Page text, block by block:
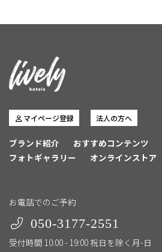
マイページ登録 法人の方へ
ブランド紹介 おすすめコンテンツ
フォトギャラリー
オンラインストア
お電話でのご予約
050-3177-2551
受付時間 10:00 - 19:00 祝日を除く月-日